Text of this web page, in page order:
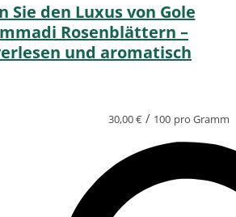
Sie den Luxus von Gole
Rosenblättern –
und aromatisch
30,00€ / 100 pro Gramm